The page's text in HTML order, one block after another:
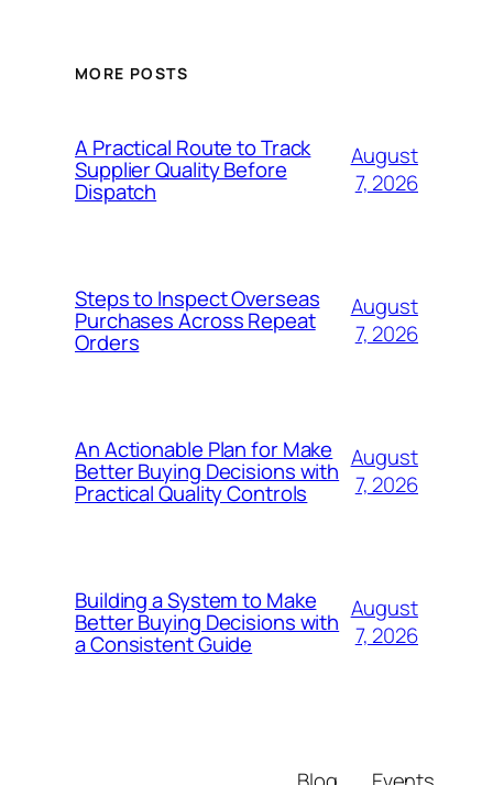
MORE POSTS
A Practical Route to Track
Supplier Quality Before
Dispatch
August
7, 2026
Steps to Inspect Overseas
Purchases Across Repeat
Orders
August
7, 2026
An Actionable Plan for Make
Better Buying Decisions with
Practical Quality Controls
August
7, 2026
Building a System to Make
Better Buying Decisions with
a Consistent Guide
August
7, 2026